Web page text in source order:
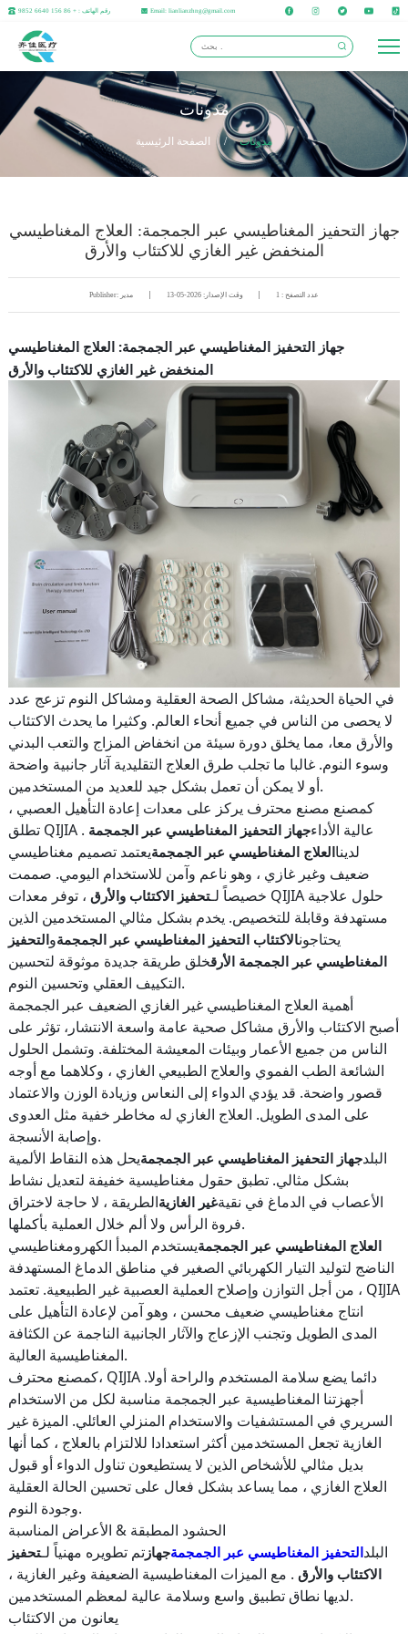
رقم الهاتف : + 86 156 6640 9852 Email: lianlianzhng@gmail.com
مدونات
الصفحة الرئيسية / مدونات
جهاز التحفيز المغناطيسي عبر الجمجمة: العلاج المغناطيسي
المنخفض غير الغازي للاكتئاب والأرق
Publisher: مدير وقت الإصدار: 2026-05-13 عدد التصفح : 1
جهاز التحفيز المغناطيسي عبر الجمجمة: العلاج المغناطيسي
المنخفض غير الغازي للاكتئاب والأرق
في الحياة الحديثة، مشاكل الصحة العقلية ومشاكل النوم تزعج عدد
لا يحصى من الناس في جميع أنحاء العالم. وكثيرا ما يحدث الاكتئاب
والأرق معا، مما يخلق دورة سيئة من انخفاض المزاج والتعب البدني
وسوء النوم. غالبا ما تجلب طرق العلاج التقليدية آثار جانبية واضحة
أو لا يمكن أن تعمل بشكل جيد للعديد من المستخدمين.
كمصنع مصنع محترف يركز على معدات إعادة التأهيل العصبي ،
تطلق QIJIA عالية الأداءجهاز التحفيز المغناطيسي عبر الجمجمة .
لديناالعلاج المغناطيسي عبر الجمجمةيعتمد تصميم مغناطيسي
ضعيف وغير غازي ، وهو ناعم وآمن للاستخدام اليومي. صممت
خصيصاً لـتحفيز الاكتئاب والأرق ، توفر معدات QIJIA حلول علاجية
مستهدفة وقابلة للتخصيص. يخدم بشكل مثالي المستخدمين الذين
يحتاجونالاكتئاب التحفيز المغناطيسي عبر الجمجمةوالتحفيز
المغناطيسي عبر الجمجمة الأرقخلق طريقة جديدة موثوقة لتحسين
التكييف العقلي وتحسين النوم.
أهمية العلاج المغناطيسي غير الغازي الضعيف عبر الجمجمة
أصبح الاكتئاب والأرق مشاكل صحية عامة واسعة الانتشار، تؤثر على
الناس من جميع الأعمار وبيئات المعيشة المختلفة. وتشمل الحلول
الشائعة الطب الفموي والعلاج الطبيعي الغازي ، وكلاهما مع أوجه
قصور واضحة. قد يؤدي الدواء إلى النعاس وزيادة الوزن والاعتماد
على المدى الطويل. العلاج الغازي له مخاطر خفية مثل العدوى
وإصابة الأنسجة.
البلدجهاز التحفيز المغناطيسي عبر الجمجمةيحل هذه النقاط الألمية
بشكل مثالي. تطبق حقول مغناطيسية خفيفة لتعديل نشاط
الأعصاب في الدماغ في نقيةغير الغازيةالطريقة ، لا حاجة لاختراق
فروة الرأس ولا ألم خلال العملية بأكملها.
العلاج المغناطيسي عبر الجمجمةيستخدم المبدأ الكهرومغناطيسي
الناضج لتوليد التيار الكهربائي الصغير في مناطق الدماغ المستهدفة
، من أجل التوازن وإصلاح العملية العصبية غير الطبيعية. تعتمد QIJIA
انتاج مغناطيسي ضعيف محسن ، وهو آمن لإعادة التأهيل على
المدى الطويل وتجنب الإزعاج والآثار الجانبية الناجمة عن الكثافة
المغناطيسية العالية.
كمصنع محترف، QIJIA دائما يضع سلامة المستخدم والراحة أولا.
أجهزتنا المغناطيسية عبر الجمجمة مناسبة لكل من الاستخدام
السريري في المستشفيات والاستخدام المنزلي العائلي. الميزة غير
الغازية تجعل المستخدمين أكثر استعدادا للالتزام بالعلاج ، كما أنها
بديل مثالي للأشخاص الذين لا يستطيعون تناول الدواء أو قبول
العلاج الغازي ، مما يساعد بشكل فعال على تحسين الحالة العقلية
وجودة النوم.
الحشود المطبقة & الأعراض المناسبة
البلدالتحفيز المغناطيسي عبر الجمجمةجهازتم تطويره مهنياً لـتحفيز
الاكتئاب والأرق . مع الميزات المغناطيسية الضعيفة وغير الغازية ،
لديها نطاق تطبيق واسع وسلامة عالية لمعظم المستخدمين.
يعانون من الاكتئاب